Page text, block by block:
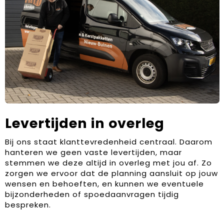
Levertijden in overleg
Bij ons staat klanttevredenheid centraal. Daarom
hanteren we geen vaste levertijden, maar
stemmen we deze altijd in overleg met jou af. Zo
zorgen we ervoor dat de planning aansluit op jouw
wensen en behoeften, en kunnen we eventuele
bijzonderheden of spoedaanvragen tijdig
bespreken.